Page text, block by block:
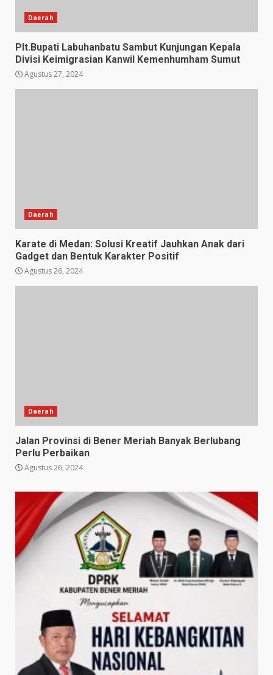
Daerah
Plt.Bupati Labuhanbatu Sambut Kunjungan Kepala
Divisi Keimigrasian Kanwil Kemenhumham Sumut
Agustus 27, 2024
Daerah
Karate di Medan: Solusi Kreatif Jauhkan Anak dari
Gadget dan Bentuk Karakter Positif
Agustus 26, 2024
Daerah
Jalan Provinsi di Bener Meriah Banyak Berlubang
Perlu Perbaikan
Agustus 26, 2024